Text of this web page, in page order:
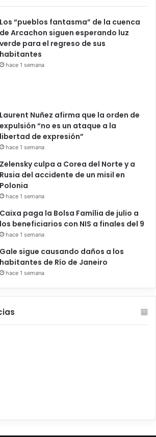
Los “pueblos fantasma” de la cuenca
de Arcachon siguen esperando luz
verde para el regreso de sus
habitantes
hace 1 semana
Laurent Nuñez afirma que la orden de
expulsión “no es un ataque a la
libertad de expresión”
hace 1 semana
Zelensky culpa a Corea del Norte y a
Rusia del accidente de un misil en
Polonia
hace 1 semana
Caixa paga la Bolsa Família de julio a
los beneficiarios con NIS a finales del 9
hace 1 semana
Gale sigue causando daños a los
habitantes de Río de Janeiro
hace 1 semana